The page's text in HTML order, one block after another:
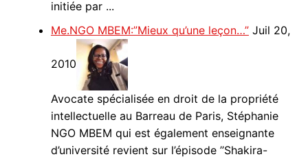
initiée par ...
Me.NGO MBEM:”Mieux qu’une leçon…”Juil 20,
2010
Avocate spécialisée en droit de la propriété
intellectuelle au Barreau de Paris, Stéphanie
NGO MBEM qui est également enseignante
d’université revient sur l’épisode ’’Shakira-